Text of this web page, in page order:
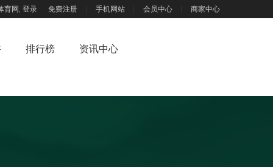
育网, 登录 免费注册 手机网站 会员中心 商家中心
排行榜 资讯中心